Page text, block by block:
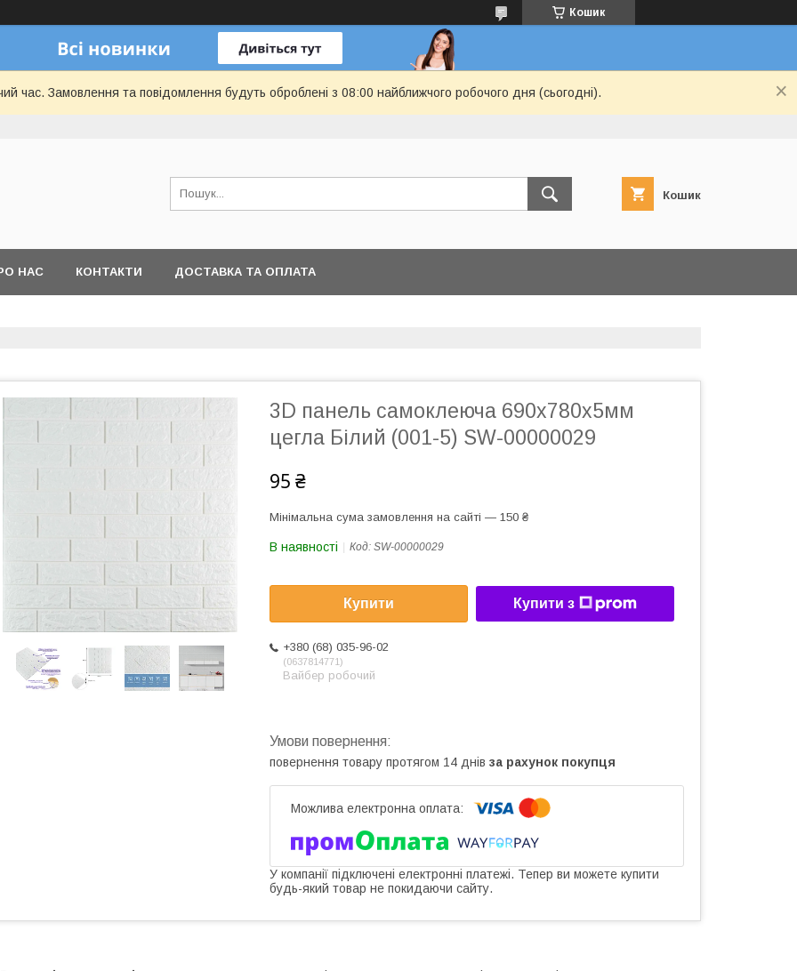
Кошик
час. Замовлення та повідомлення будуть оброблені з 08:00 найближчого робочого дня (сьогодні).
Кошик
НАС КОНТАКТИ ДОСТАВКА ТА ОПЛАТА
3D панель самоклеюча 690х780х5мм
цегла Білий (001-5) SW-00000029
95 ₴
Мінімальна сума замовлення на сайті — 150 ₴
В наявності Код: SW-00000029
Купити Купити з
+380 (68) 035-96-02
0637814771
Вайбер робочий
повернення товару протягом 14 днів за рахунок покупця
У компанії підключені електронні платежі. Тепер ви можете купити
будь-який товар не покидаючи сайту.